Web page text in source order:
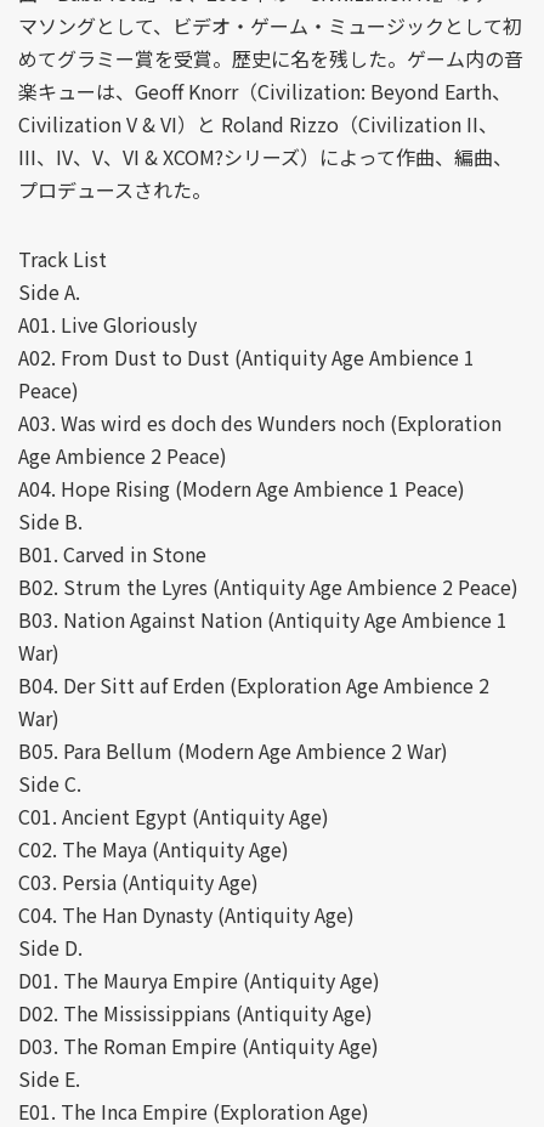
マソングとして、ビデオ・ゲーム・ミュージックとして初
めてグラミー賞を受賞。歴史に名を残した。ゲーム内の音
楽キューは、Geoff Knorr（Civilization: Beyond Earth、
Civilization V & VI）と Roland Rizzo（Civilization II、
III、IV、V、VI & XCOM?シリーズ）によって作曲、編曲、
プロデュースされた。
Track List
Side A.
A01. Live Gloriously
A02. From Dust to Dust (Antiquity Age Ambience 1
Peace)
A03. Was wird es doch des Wunders noch (Exploration
Age Ambience 2 Peace)
A04. Hope Rising (Modern Age Ambience 1 Peace)
Side B.
B01. Carved in Stone
B02. Strum the Lyres (Antiquity Age Ambience 2 Peace)
B03. Nation Against Nation (Antiquity Age Ambience 1
War)
B04. Der Sitt auf Erden (Exploration Age Ambience 2
War)
B05. Para Bellum (Modern Age Ambience 2 War)
Side C.
C01. Ancient Egypt (Antiquity Age)
C02. The Maya (Antiquity Age)
C03. Persia (Antiquity Age)
C04. The Han Dynasty (Antiquity Age)
Side D.
D01. The Maurya Empire (Antiquity Age)
D02. The Mississippians (Antiquity Age)
D03. The Roman Empire (Antiquity Age)
Side E.
E01. The Inca Empire (Exploration Age)